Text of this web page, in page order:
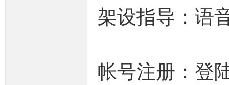
架设指导：语
帐号注册：登